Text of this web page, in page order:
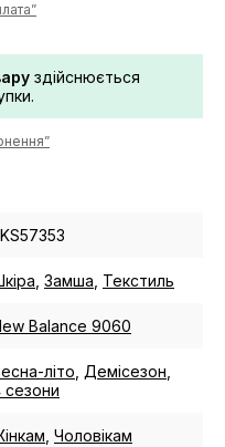
здійснюється
Замша Текстиль
Balance 9060
літо Демісезон
сезони
Чоловікам